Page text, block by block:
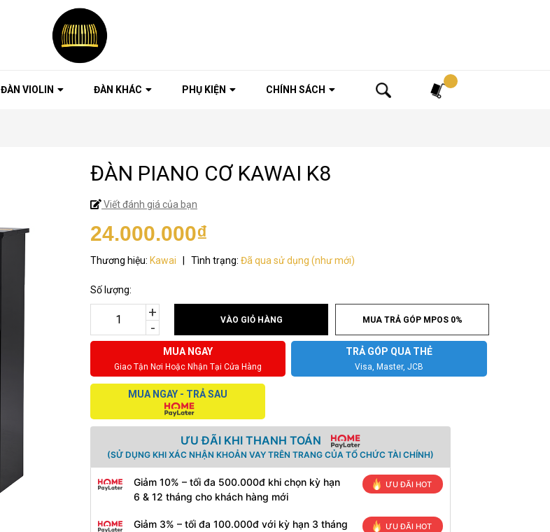
ĐÀN VIOLIN ĐÀN KHÁC PHỤ KIỆN CHÍNH SÁCH
ĐÀN PIANO CƠ KAWAI K8
Viết đánh giá của bạn
24.000.000₫
Thương hiệu: Kawai Tình trạng: Đã qua sử dụng (như mới)
Số lượng:
-
+ VÀO GIỎ HÀNG MUA TRẢ GÓP MPOS 0%
MUA NGAY
Giao Tận Nơi Hoặc Nhận Tại Cửa Hàng
TRẢ GÓP QUA THẺ
Visa, Master, JCB
MUA NGAY - TRẢ SAU
ƯU ĐÃI KHI THANH TOÁN
(SỬ DỤNG KHI XÁC NHẬN KHOẢN VAY TRÊN TRANG CỦA TỔ CHỨC TÀI CHÍNH)
Giảm 10% – tối đa 500.000đ khi chọn kỳ hạn
6 & 12 tháng cho khách hàng mới
ƯU ĐÃI HOT
Giảm 3% – tối đa 100.000đ với kỳ hạn 3 tháng
ƯU ĐÃI HOT